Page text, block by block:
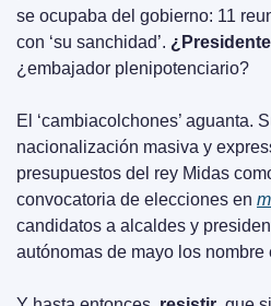
se ocupaba del gobierno: 11
con ‘su sanchidad’.
¿embajador plenipotenciario?
El ‘cambiacolchones’ aguanta.
nacionalización masiva y
presupuestos del rey Midas
convocatoria de elecciones en
candidatos a alcaldes y
autónomas de mayo los nombre